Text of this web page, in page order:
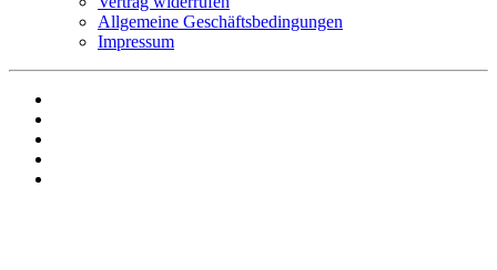
Allgemeine Geschäftsbedingungen
Impressum